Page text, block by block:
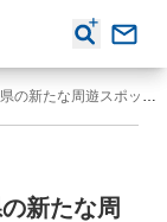
TikTok、茨城県と連携のもと、県の新たな周遊スポット・県産品の魅力発信キャンペーンを実施、3月3日からショートムービーを公開
新たな周